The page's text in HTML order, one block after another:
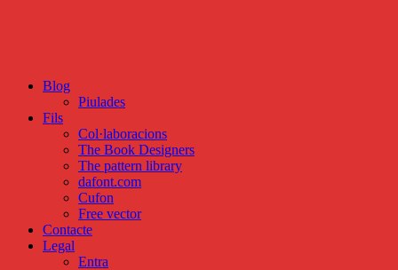
Blog
Piulades
Fils
Col·laboracions
The Book Designers
The pattern library
dafont.com
Cufon
Free vector
Contacte
Legal
Entra